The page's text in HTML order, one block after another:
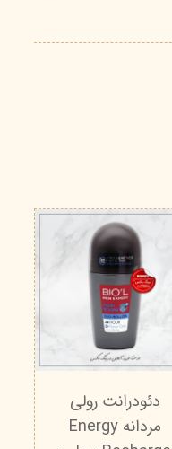
دئودرانت رولی
مردانه Energy